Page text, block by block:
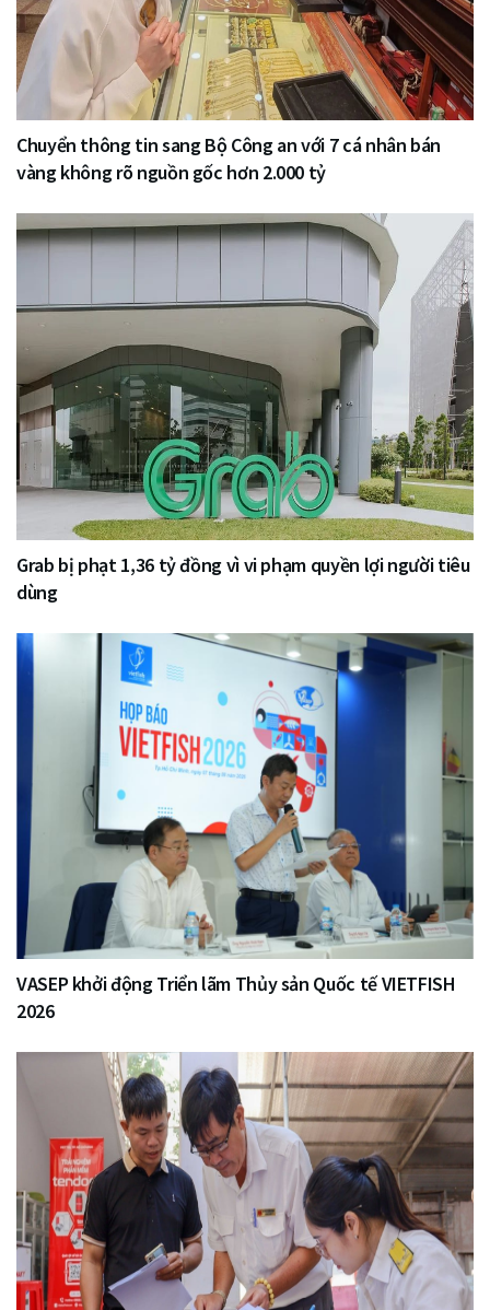
Chuyển thông tin sang Bộ Công an với 7 cá nhân bán
vàng không rõ nguồn gốc hơn 2.000 tỷ
Grab bị phạt 1,36 tỷ đồng vì vi phạm quyền lợi người tiêu
dùng
VASEP khởi động Triển lãm Thủy sản Quốc tế VIETFISH
2026